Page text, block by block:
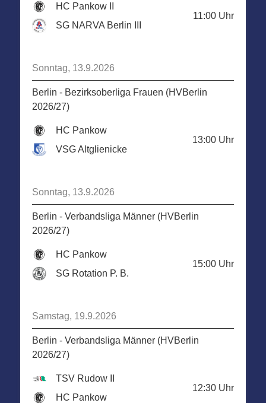
HC Pankow II
SG NARVA Berlin III
11:00 Uhr
Sonntag, 13.9.2026
Berlin - Bezirksoberliga Frauen (HVBerlin
2026/27)
HC Pankow
VSG Altglienicke
13:00 Uhr
Sonntag, 13.9.2026
Berlin - Verbandsliga Männer (HVBerlin
2026/27)
HC Pankow
SG Rotation P. B.
15:00 Uhr
Samstag, 19.9.2026
Berlin - Verbandsliga Männer (HVBerlin
2026/27)
TSV Rudow II
HC Pankow
12:30 Uhr